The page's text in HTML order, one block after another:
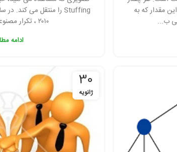
مقدار که به
ب...
۲۰۱۰ ، تکرار مصنوعی کلمات ...
ادامه
30
ژانویه